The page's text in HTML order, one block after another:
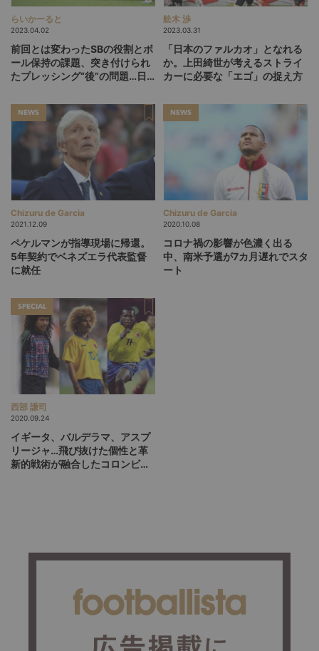
らいかーると
2023.04.02
前回とは変わったSBの役割とボ
ール保持の課題、突き付けられ
たプレッシング“後”の問題…日
舩木 渉
2023.03.31
「日本のファルカオ」となれる
か。上田綺世が考えるストライ
カーに必要な「エゴ」の捉え方
NEWS
Chizuru de Garcia
2021.12.09
ペケルマンが指導現場に帰還。
5年契約でベネズエラ代表監督
に就任
NEWS
Chizuru de Garcia
2020.10.08
コロナ禍の影響が色濃く出る
中、南米予選が7カ月遅れでスタ
ート
SPECIAL
西部 謙司
2020.09.24
イギータ、バルデラマ、アスプ
リージャ…飛び抜けた個性と革
新的戦術が融合したコロンビア